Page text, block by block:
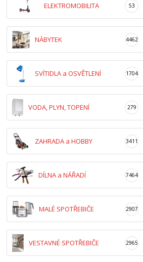
ELEKTROMOBILITA 53
NÁBYTEK 4462
SVÍTIDLA a OSVĚTLENÍ 1704
VODA, PLYN, TOPENÍ 279
ZAHRADA a HOBBY 3411
DÍLNA a NÁŘADÍ 7464
MALÉ SPOTŘEBIČE 2907
VESTAVNÉ SPOTŘEBIČE 2965